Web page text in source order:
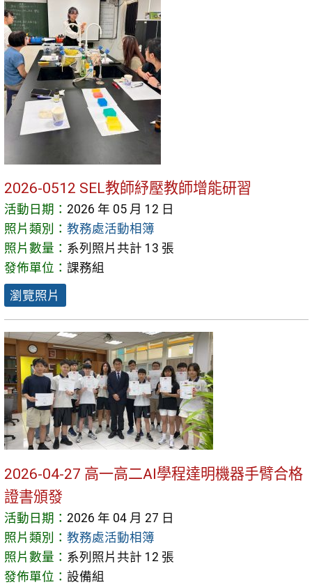
2026-0512 SEL教師紓壓教師增能研習
活動日期： 2026 年 05 月 12 日
照片類別： 教務處活動相簿
照片數量： 系列照片共計 13 張
發佈單位： 課務組
瀏覽照片
2026-04-27 高一高二AI學程達明機器手臂合格
證書頒發
活動日期： 2026 年 04 月 27 日
照片類別： 教務處活動相簿
照片數量： 系列照片共計 12 張
發佈單位： 設備組